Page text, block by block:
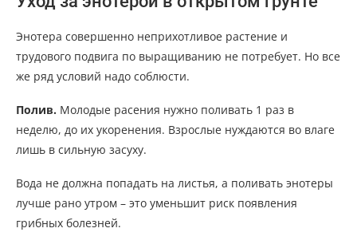
Энотера совершенно неприхотливое растение и
трудового подвига по выращиванию не потребует. Но все
же ряд условий надо соблюсти.
Полив. Молодые расения нужно поливать 1 раз в
неделю, до их укоренения. Взрослые нуждаются во влаге
лишь в сильную засуху.
Вода не должна попадать на листья, а поливать энотеры
лучше рано утром – это уменьшит риск появления
грибных болезней.